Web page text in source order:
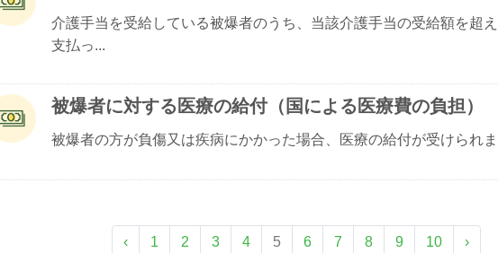
介護手当を受給している被爆者のうち、当該介護手当の受給額を超
支払っ...
被爆者に対する医療の給付（国による医療費の負担）
被爆者の方が負傷又は疾病にかかった場合、医療の給付が受けられ
‹ 1 2 3 4 5 6 7 8 9 10 ›